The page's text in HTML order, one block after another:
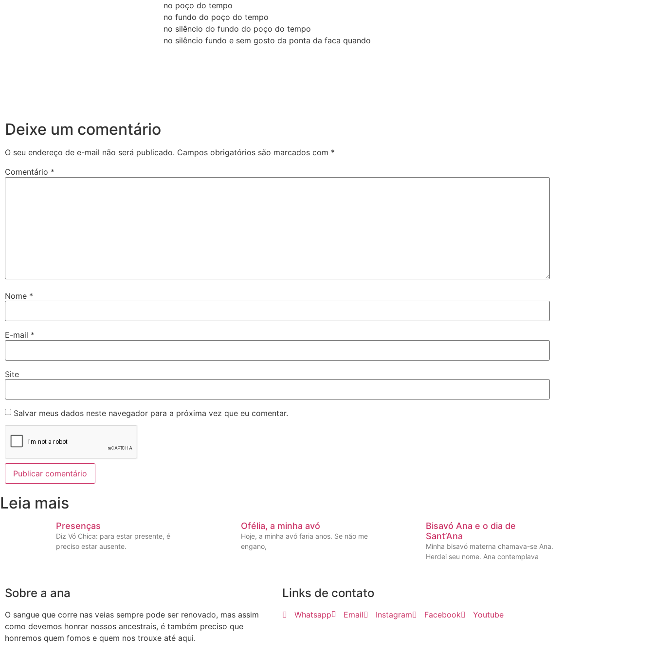
no poço do tempo
no fundo do poço do tempo
no silêncio do fundo do poço do tempo
no silêncio fundo e sem gosto da ponta da faca quando
Deixe um comentário
O seu endereço de e-mail não será publicado. Campos obrigatórios são marcados com *
Comentário *
Nome *
E-mail *
Site
Salvar meus dados neste navegador para a próxima vez que eu comentar.
Leia mais
Presenças
Diz Vó Chica: para estar presente, é
preciso estar ausente.
Ofélia, a minha avó
Hoje, a minha avó faria anos. Se não me
engano,
Bisavó Ana e o dia de
Sant’Ana
Minha bisavó materna chamava-se Ana.
Herdei seu nome. Ana contemplava
Sobre a ana
O sangue que corre nas veias sempre pode ser renovado, mas assim
como devemos honrar nossos ancestrais, é também preciso que
honremos quem fomos e quem nos trouxe até aqui.
Links de contato
Whatsapp Email Instagram Facebook Youtube